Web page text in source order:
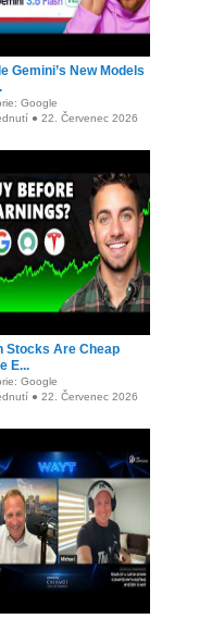
Gemini’s New Models
Google
● 22. Červenec 2026
Stocks Are Cheap
E...
Google
● 22. Červenec 2026